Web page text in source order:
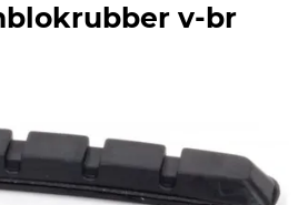
v-br